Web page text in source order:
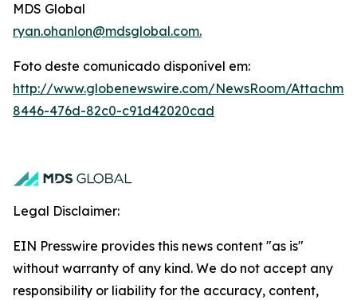
MDS Global
ryan.ohanlon@mdsglobal.com.
Foto deste comunicado disponível em:
http://www.globenewswire.com/NewsRoom/
8446-476d-82c0-c91d42020cad
Legal Disclaimer:
EIN Presswire provides this news content "as is"
without warranty of any kind. We do not accept any
responsibility or liability for the accuracy, content,